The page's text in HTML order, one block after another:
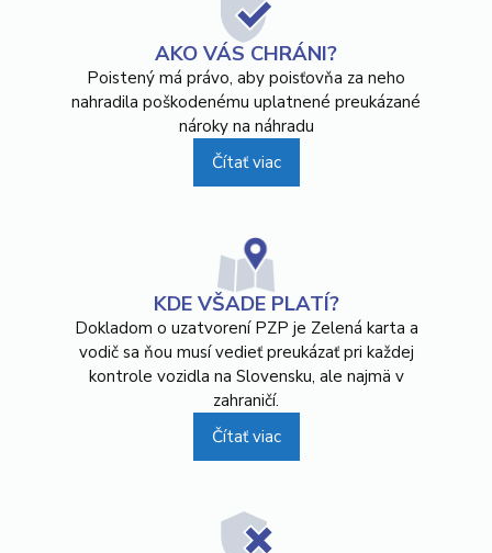
AKO VÁS CHRÁNI?
Poistený má právo, aby poisťovňa za neho
nahradila poškodenému uplatnené preukázané
nároky na náhradu
Čítať viac
KDE VŠADE PLATÍ?
Dokladom o uzatvorení PZP je Zelená karta a
vodič sa ňou musí vedieť preukázať pri každej
kontrole vozidla na Slovensku, ale najmä v
zahraničí.
Čítať viac